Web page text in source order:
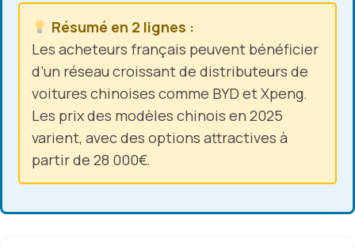
Résumé en 2 lignes :
Les acheteurs français peuvent bénéficier
d’un réseau croissant de distributeurs de
voitures chinoises comme BYD et Xpeng.
Les prix des modèles chinois en 2025
varient, avec des options attractives à
partir de 28 000€.